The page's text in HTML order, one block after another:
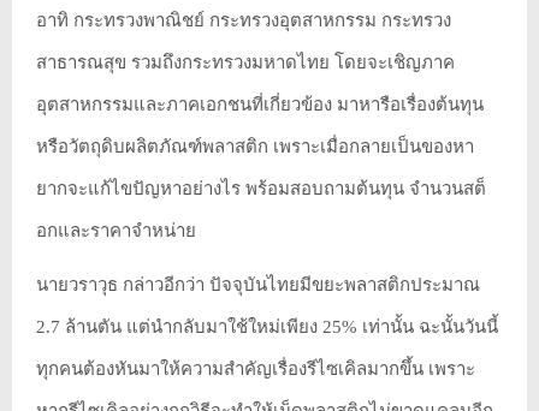
อาทิ กระทรวงพาณิชย์ กระทรวงอุตสาหกรรม กระทรวง
สาธารณสุข รวมถึงกระทรวงมหาดไทย โดยจะเชิญภาค
อุตสาหกรรมและภาคเอกชนที่เกี่ยวข้อง มาหารือเรื่องต้นทุน
หรือวัตถุดิบผลิตภัณฑ์พลาสติก เพราะเมื่อกลายเป็นของหา
ยากจะแก้ไขปัญหาอย่างไร พร้อมสอบถามต้นทุน จำนวนสต็
อกและราคาจำหน่าย
นายวราวุธ กล่าวอีกว่า ปัจจุบันไทยมีขยะพลาสติกประมาณ
2.7 ล้านตัน แต่นำกลับมาใช้ใหม่เพียง 25% เท่านั้น ฉะนั้นวันนี้
ทุกคนต้องหันมาให้ความสำคัญเรื่องรีไซเคิลมากขึ้น เพราะ